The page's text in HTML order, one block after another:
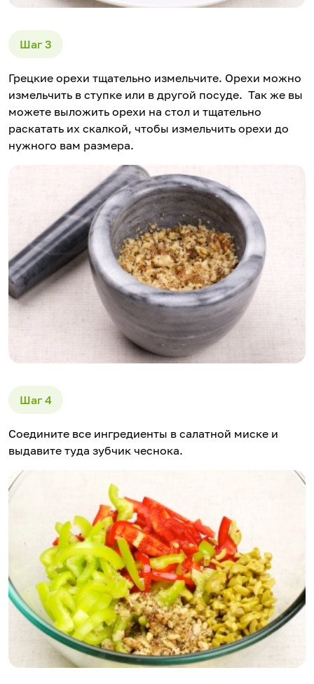
Грецкие орехи тщательно измельчите. Орехи можно
измельчить в ступке или в другой посуде. Так же вы
можете выложить орехи на стол и тщательно
раскатать их скалкой, чтобы измельчить орехи до
нужного вам размера.
Соедините все ингредиенты в салатной миске и
выдавите туда зубчик чеснока.